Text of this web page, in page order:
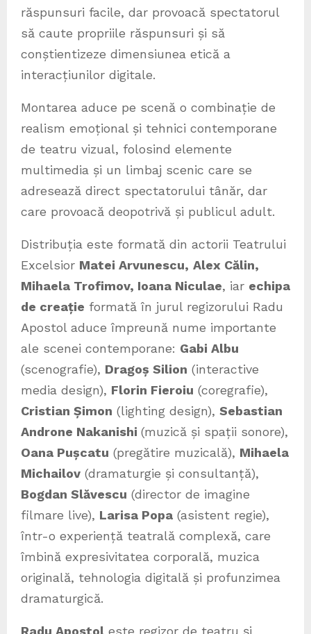
răspunsuri facile, dar provoacă spectatorul
să caute propriile răspunsuri și să
conștientizeze dimensiunea etică a
interacțiunilor digitale.
Montarea aduce pe scenă o combinație de
realism emoțional și tehnici contemporane
de teatru vizual, folosind elemente
multimedia și un limbaj scenic care se
adresează direct spectatorului tânăr, dar
care provoacă deopotrivă și publicul adult.
Distribuția este formată din actorii Teatrului
Excelsior Matei Arvunescu, Alex Călin,
Mihaela Trofimov, Ioana Niculae, iar echipa
de creație formată în jurul regizorului Radu
Apostol aduce împreună nume importante
ale scenei contemporane: Gabi Albu
(scenografie), Dragoș Silion (interactive
media design), Florin Fieroiu (coregrafie),
Cristian Șimon (lighting design), Sebastian
Androne Nakanishi (muzică și spații sonore),
Oana Pușcatu (pregătire muzicală), Mihaela
Michailov (dramaturgie și consultanță),
Bogdan Slăvescu (director de imagine
filmare live), Larisa Popa (asistent regie),
într-o experiență teatrală complexă, care
îmbină expresivitatea corporală, muzica
originală, tehnologia digitală și profunzimea
dramaturgică.